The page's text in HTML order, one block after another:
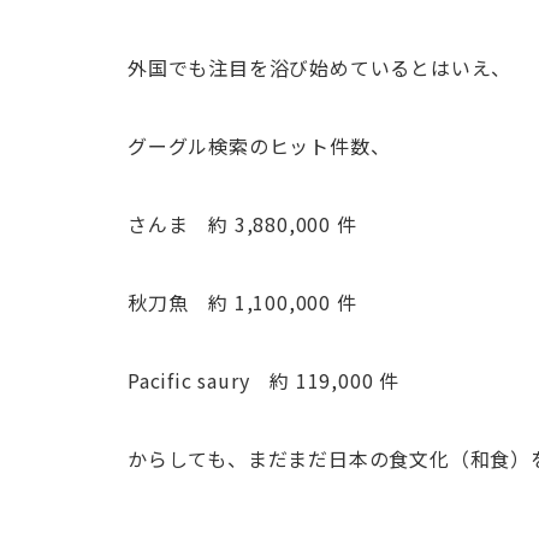
外国でも注目を浴び始めているとはいえ、
グーグル検索のヒット件数、
さんま 約 3,880,000 件
秋刀魚 約 1,100,000 件
Pacific saury 約 119,000 件
からしても、まだまだ日本の食文化（和食）